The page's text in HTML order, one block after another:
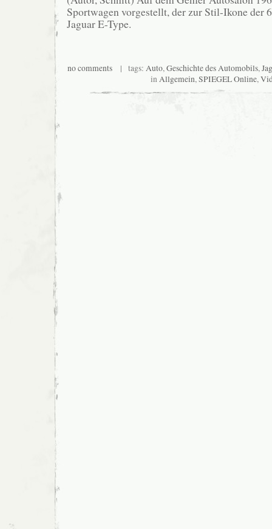
Sportwagen vorgestellt, der zur Stil-Ikone der
Jaguar E-Type.
no comments| tags: Auto,Geschichte des Automobils,
inAllgemein,SPIEGEL Online,